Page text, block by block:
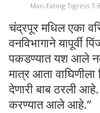
Man-Eating Tigress
चंद्रपूर मधिल एका
वनविभागाने यापूर्वी
पकडण्यात यश आले
मात्र आता वाघिणीला
देणारी बाब ठरली आहे.
करण्यात आले आहे.”